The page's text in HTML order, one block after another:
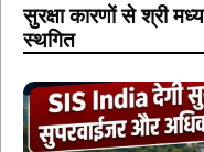
सुरक्षा कारणों से श्री
स्थगित